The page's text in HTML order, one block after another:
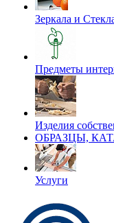
Зеркала и
Предметы
Изделия
ОБРАЗЦЫ,
Услуги